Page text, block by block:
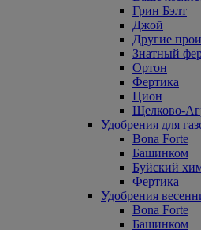
Грин Бэлт
Джой
Другие
Знатный
Ортон
Фертика
Цион
Щелково-
Удобрения для
Bona Forte
Башинком
Буйский
Фертика
Удобрения
Bona Forte
Башинком